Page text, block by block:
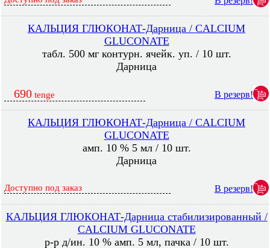
КАЛЬЦИЯ ГЛЮКОНАТ-Дарница / CALCIUM
GLUCONATE
табл. 500 мг контурн. ячейк. уп. / 10 шт.
Дарница
690 tenge В резерв!
КАЛЬЦИЯ ГЛЮКОНАТ-Дарница / CALCIUM
GLUCONATE
амп. 10 % 5 мл / 10 шт.
Дарница
Доступно под заказ В резерв!
КАЛЬЦИЯ ГЛЮКОНАТ-Дарница стабилизированный /
CALCIUM GLUCONATE
р-р д/ин. 10 % амп. 5 мл, пачка / 10 шт.